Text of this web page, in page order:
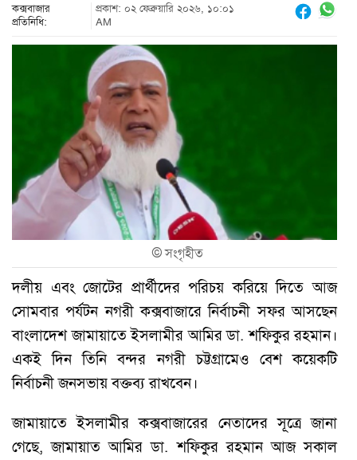
কক্সবাজার
প্রতিনিধি:
প্রকাশ: ০২ ফেব্রুয়ারি ২০২৬, ১০:০১
AM
©সংগৃহীত
দলীয় এবং জোটের প্রার্থীদের পরিচয় করিয়ে দিতে আজ
সোমবার পর্যটন নগরী কক্সবাজারে নির্বাচনী সফর আসছেন
বাংলাদেশ জামায়াতে ইসলামীর আমির ডা. শফিকুর রহমান।
একই দিন তিনি বন্দর নগরী চট্টগ্রামেও বেশ কয়েকটি
নির্বাচনী জনসভায় বক্তব্য রাখবেন।
জামায়াতে ইসলামীর কক্সবাজারের নেতাদের সূত্রে জানা
গেছে, জামায়াত আমির ডা. শফিকুর রহমান আজ সকাল